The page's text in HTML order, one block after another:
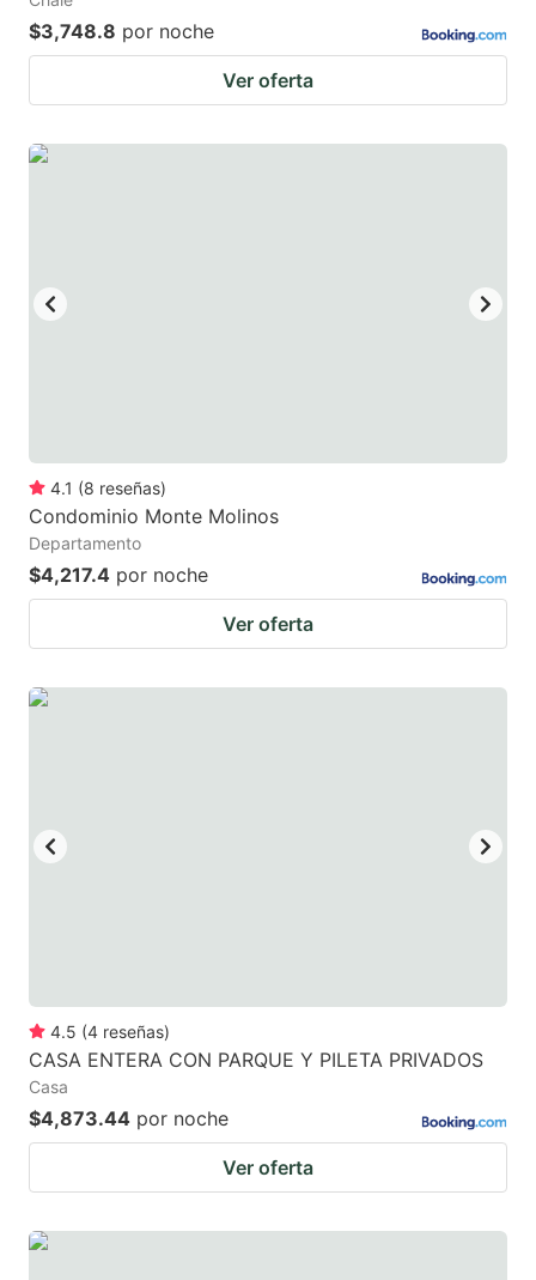
$3,748.8 por noche
Ver oferta
4.1 (8 reseñas)
Condominio Monte Molinos
Departamento
$4,217.4 por noche
Ver oferta
4.5 (4 reseñas)
CASA ENTERA CON PARQUE Y PILETA PRIVADOS
Casa
$4,873.44 por noche
Ver oferta